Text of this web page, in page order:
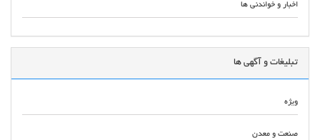
اخبار و خواندنی ها
تبلیغات و آگهی ها
ویژه
صنعت و معدن